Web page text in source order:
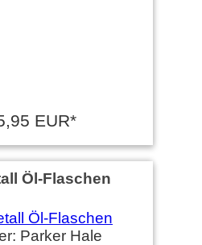
EUR*
Öl-Flaschen
Parker Hale